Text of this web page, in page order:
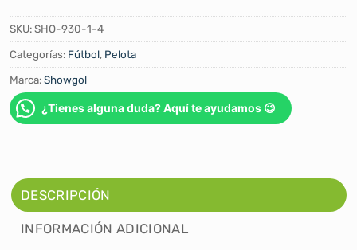
SKU:SHO-930-1-4
Categorías: Fútbol, Pelota
Marca:Showgol
¿Tienes alguna duda? Aquí te ayudamos 😉
DESCRIPCIÓN
INFORMACIÓN ADICIONAL